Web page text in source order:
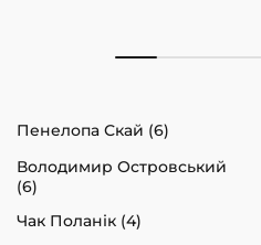
Пенелопа Скай (6)
Володимир Островський
(6)
Чак Поланік (4)